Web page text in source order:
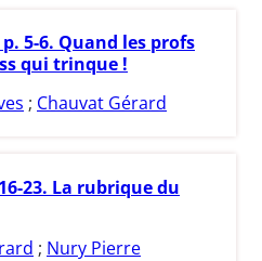
p. 5-6. Quand les profs
qui trinque !
; Chauvat Gérard
23. La rubrique du
; Nury Pierre